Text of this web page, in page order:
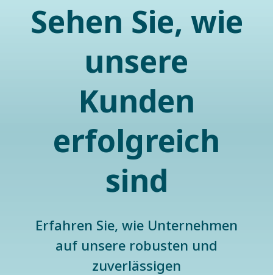
Sehen Sie, wie
unsere
Kunden
erfolgreich
sind
Erfahren Sie, wie Unternehmen
auf unsere robusten und
zuverlässigen